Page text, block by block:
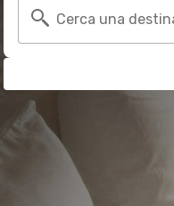
Cerca una